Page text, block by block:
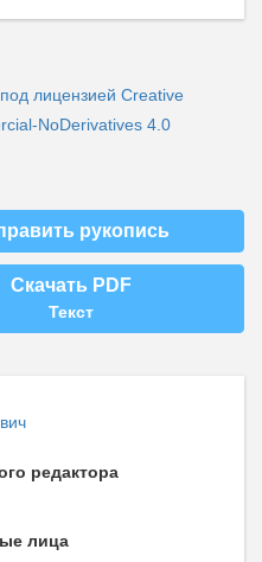
лицензией Creative
NoDerivatives 4.0
рукопись
Скачать PDF
Текст
редактора
лица